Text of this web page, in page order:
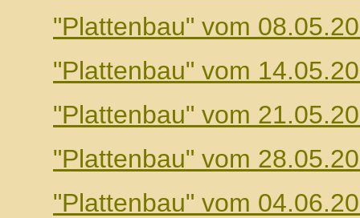
"Plattenbau" vom
"Plattenbau" vom
"Plattenbau" vom
"Plattenbau" vom
"Plattenbau" vom